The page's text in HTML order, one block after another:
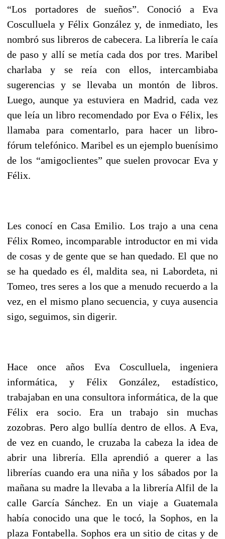
“Los portadores de sueños”. Conoció a Eva
Cosculluela y Félix González y, de inmediato, les
nombró sus libreros de cabecera. La librería le caía
de paso y allí se metía cada dos por tres. Maribel
charlaba y se reía con ellos, intercambiaba
sugerencias y se llevaba un montón de libros.
Luego, aunque ya estuviera en Madrid, cada vez
que leía un libro recomendado por Eva o Félix, les
llamaba para comentarlo, para hacer un libro-
fórum telefónico. Maribel es un ejemplo buenísimo
de los “amigoclientes” que suelen provocar Eva y
Félix.
Les conocí en Casa Emilio. Los trajo a una cena
Félix Romeo, incomparable introductor en mi vida
de cosas y de gente que se han quedado. El que no
se ha quedado es él, maldita sea, ni Labordeta, ni
Tomeo, tres seres a los que a menudo recuerdo a la
vez, en el mismo plano secuencia, y cuya ausencia
sigo, seguimos, sin digerir.
Hace once años Eva Cosculluela, ingeniera
informática, y Félix González, estadístico,
trabajaban en una consultora informática, de la que
Félix era socio. Era un trabajo sin muchas
zozobras. Pero algo bullía dentro de ellos. A Eva,
de vez en cuando, le cruzaba la cabeza la idea de
abrir una librería. Ella aprendió a querer a las
librerías cuando era una niña y los sábados por la
mañana su madre la llevaba a la librería Alfil de la
calle García Sánchez. En un viaje a Guatemala
había conocido una que le tocó, la Sophos, en la
plaza Fontabella. Sophos era un sitio de citas y de